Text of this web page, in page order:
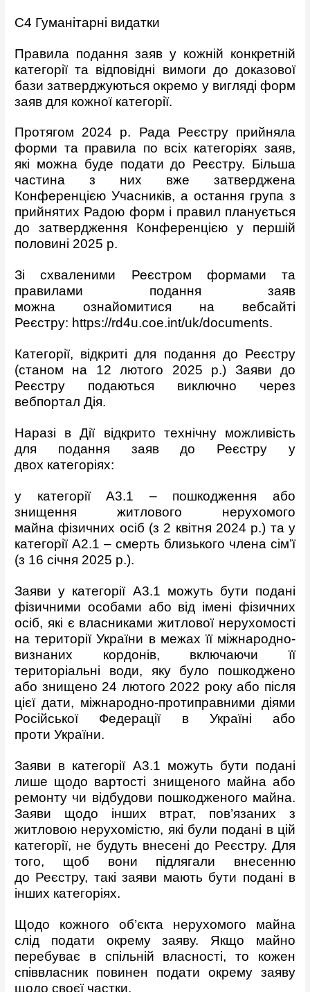
C4 Гуманітарні видатки
Правила подання заяв у кожній конкретній
категорії та відповідні вимоги до доказової
бази затверджуються окремо у вигляді форм
заяв для кожної категорії.
Протягом 2024 р. Рада Реєстру прийняла
форми та правила по всіх категоріях заяв,
які можна буде подати до Реєстру. Більша
частина з них вже затверджена
Конференцією Учасників, а остання група з
прийнятих Радою форм і правил планується
до затвердження Конференцією у першій
половині 2025 р.
Зі схваленими Реєстром формами та
правилами подання заяв
можна ознайомитися на вебсайті
Реєстру: https://rd4u.coe.int/uk/documents.
Категорії, відкриті для подання до Реєстру
(станом на 12 лютого 2025 р.) Заяви до
Реєстру подаються виключно через
вебпортал Дія.
Наразі в Дії відкрито технічну можливість
для подання заяв до Реєстру у
двох категоріях:
у категорії А3.1 – пошкодження або
знищення житлового нерухомого
майна фізичних осіб (з 2 квітня 2024 р.) та у
категорії А2.1 – смерть близького члена сім’ї
(з 16 січня 2025 р.).
Заяви у категорії A3.1 можуть бути подані
фізичними особами або від імені фізичних
осіб, які є власниками житлової нерухомості
на території України в межах її міжнародно-
визнаних кордонів, включаючи її
територіальні води, яку було пошкоджено
або знищено 24 лютого 2022 року або після
цієї дати, міжнародно-протиправними діями
Російської Федерації в Україні або
проти України.
Заяви в категорії А3.1 можуть бути подані
лише щодо вартості знищеного майна або
ремонту чи відбудови пошкодженого майна.
Заяви щодо інших втрат, пов’язаних з
житловою нерухомістю, які були подані в цій
категорії, не будуть внесені до Реєстру. Для
того, щоб вони підлягали внесенню
до Реєстру, такі заяви мають бути подані в
інших категоріях.
Щодо кожного об’єкта нерухомого майна
слід подати окрему заяву. Якщо майно
перебуває в спільній власності, то кожен
співвласник повинен подати окрему заяву
щодо своєї частки.